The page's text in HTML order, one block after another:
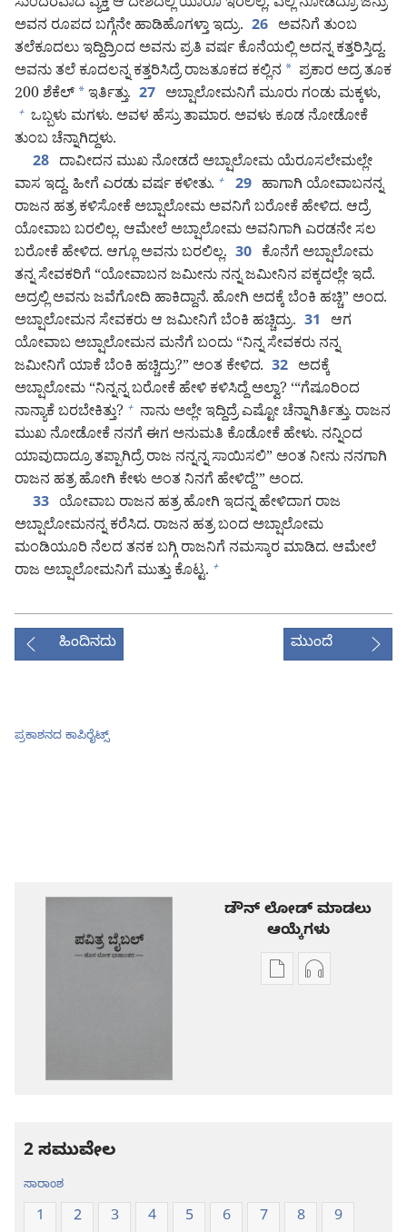
ಸುಂದರವಾದ ವ್ಯಕ್ತಿ ಆ ದೇಶದಲ್ಲಿ ಯಾರೂ ಇರಲಿಲ್ಲ. ಎಲ್ಲಿ ನೋಡಿದ್ರೂ ಜನ್ರು
ಅವನ ರೂಪದ ಬಗ್ಗೆನೇ ಹಾಡಿಹೊಗಳ್ತಾ ಇದ್ರು. 26 ಅವನಿಗೆ ತುಂಬ
ತಲೆಕೂದಲು ಇದ್ದಿದ್ರಿಂದ ಅವನು ಪ್ರತಿ ವರ್ಷ ಕೊನೆಯಲ್ಲಿ ಅದನ್ನ ಕತ್ತರಿಸ್ತಿದ್ದ.
ಅವನು ತಲೆ ಕೂದಲನ್ನ ಕತ್ತರಿಸಿದ್ರೆ ರಾಜತೂಕದ ಕಲ್ಲಿನ * ಪ್ರಕಾರ ಅದ್ರ ತೂಕ
200 ಶೆಕೆಲ್‌ *ಇರ್ತಿತ್ತು. 27 ಅಬ್ಷಾಲೋಮನಿಗೆ ಮೂರು ಗಂಡು ಮಕ್ಕಳು,
+ ಒಬ್ಬಳು ಮಗಳು. ಅವಳ ಹೆಸ್ರು ತಾಮಾರ. ಅವಳು ಕೂಡ ನೋಡೋಕೆ
ತುಂಬ ಚೆನ್ನಾಗಿದ್ದಳು.
28 ದಾವೀದನ ಮುಖ ನೋಡದೆ ಅಬ್ಷಾಲೋಮ ಯೆರೂಸಲೇಮಲ್ಲೇ
ವಾಸ ಇದ್ದ. ಹೀಗೆ ಎರಡು ವರ್ಷ ಕಳೀತು. + 29 ಹಾಗಾಗಿ ಯೋವಾಬನನ್ನ
ರಾಜನ ಹತ್ರ ಕಳಿಸೋಕೆ ಅಬ್ಷಾಲೋಮ ಅವನಿಗೆ ಬರೋಕೆ ಹೇಳಿದ. ಆದ್ರೆ
ಯೋವಾಬ ಬರಲಿಲ್ಲ. ಆಮೇಲೆ ಅಬ್ಷಾಲೋಮ ಅವನಿಗಾಗಿ ಎರಡನೇ ಸಲ
ಬರೋಕೆ ಹೇಳಿದ. ಆಗ್ಲೂ ಅವನು ಬರಲಿಲ್ಲ. 30 ಕೊನೆಗೆ ಅಬ್ಷಾಲೋಮ
ತನ್ನ ಸೇವಕರಿಗೆ “ಯೋವಾಬನ ಜಮೀನು ನನ್ನ ಜಮೀನಿನ ಪಕ್ಕದಲ್ಲೇ ಇದೆ.
ಅದ್ರಲ್ಲಿ ಅವನು ಜವೆಗೋದಿ ಹಾಕಿದ್ದಾನೆ. ಹೋಗಿ ಅದಕ್ಕೆ ಬೆಂಕಿ ಹಚ್ಚಿ” ಅಂದ.
ಅಬ್ಷಾಲೋಮನ ಸೇವಕರು ಆ ಜಮೀನಿಗೆ ಬೆಂಕಿ ಹಚ್ಚಿದ್ರು. 31
ಆಗ
ಯೋವಾಬ ಅಬ್ಷಾಲೋಮನ ಮನೆಗೆ ಬಂದು “ನಿನ್ನ ಸೇವಕರು ನನ್ನ
ಜಮೀನಿಗೆ ಯಾಕೆ ಬೆಂಕಿ ಹಚ್ಚಿದ್ರು?” ಅಂತ ಕೇಳಿದ. 32 ಅದಕ್ಕೆ
ಅಬ್ಷಾಲೋಮ “ನಿನ್ನನ್ನ ಬರೋಕೆ ಹೇಳಿ ಕಳಿಸಿದ್ದೆ ಅಲ್ವಾ? ‘“ಗೆಷೂರಿಂದ
ನಾನ್ಯಾಕೆ ಬರಬೇಕಿತ್ತು? + ನಾನು ಅಲ್ಲೇ ಇದ್ದಿದ್ರೆ ಎಷ್ಟೋ ಚೆನ್ನಾಗಿರ್ತಿತ್ತು. ರಾಜನ
ಮುಖ ನೋಡೋಕೆ ನನಗೆ ಈಗ ಅನುಮತಿ ಕೊಡೋಕೆ ಹೇಳು. ನನ್ನಿಂದ
ಯಾವುದಾದ್ರೂ ತಪ್ಪಾಗಿದ್ರೆ ರಾಜ ನನ್ನನ್ನ ಸಾಯಿಸಲಿ” ಅಂತ ನೀನು ನನಗಾಗಿ
ರಾಜನ ಹತ್ರ ಹೋಗಿ ಕೇಳು ಅಂತ ನಿನಗೆ ಹೇಳಿದ್ದೆ’” ಅಂದ.
33 ಯೋವಾಬ ರಾಜನ ಹತ್ರ ಹೋಗಿ ಇದನ್ನ ಹೇಳಿದಾಗ ರಾಜ
ಅಬ್ಷಾಲೋಮನನ್ನ ಕರೆಸಿದ. ರಾಜನ ಹತ್ರ ಬಂದ ಅಬ್ಷಾಲೋಮ
ಮಂಡಿಯೂರಿ ನೆಲದ ತನಕ ಬಗ್ಗಿ ರಾಜನಿಗೆ ನಮಸ್ಕಾರ ಮಾಡಿದ. ಆಮೇಲೆ
ರಾಜ ಅಬ್ಷಾಲೋಮನಿಗೆ ಮುತ್ತು ಕೊಟ್ಟ. +
ಹಿಂದಿನದು ಮುಂದೆ
ಪ್ರಕಾಶನದ ಕಾಪಿರೈಟ್ಸ್‌
ಡೌನ್ ಲೋಡ್ ಮಾಡಲು
ಆಯ್ಕೆಗಳು
ಪ್ರಕಾಶನಆಡಿಯೋ
2 ಸಮುವೇಲ
ಸಾರಾಂಶ
1 2 3 4 5 6 7 8
9